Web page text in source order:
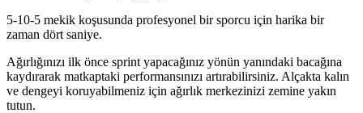
5-10-5 mekik koşusunda profesyonel bir sporcu için harika bir
zaman dört saniye.
Ağırlığınızı ilk önce sprint yapacağınız yönün yanındaki bacağına
kaydırarak matkaptaki performansınızı artırabilirsiniz. Alçakta kalın
ve dengeyi koruyabilmeniz için ağırlık merkezinizi zemine yakın
tutun.